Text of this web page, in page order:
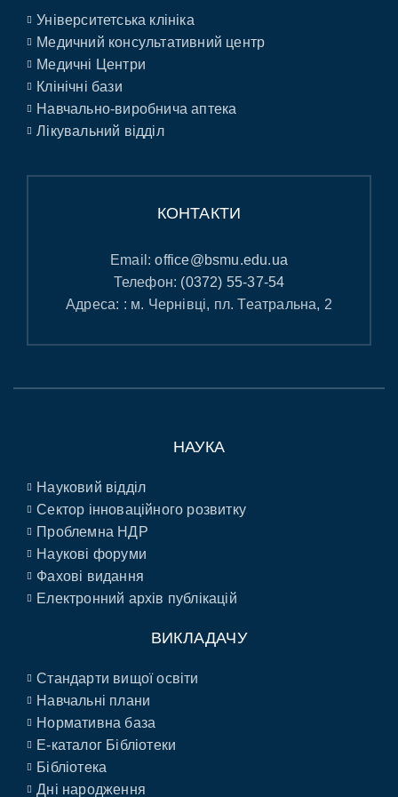
Університетська клініка
Медичний консультативний центр
Медичні Центри
Клінічні бази
Навчально-виробнича аптека
Лікувальний відділ
КОНТАКТИ
Email:office@bsmu.edu.ua
Телефон: (0372) 55-37-54
Адреса: : м. Чернівці, пл. Театральна, 2
НАУКА
Науковий відділ
Сектор інноваційного розвитку
Проблемна НДР
Наукові форуми
Фахові видання
Електронний архів публікацій
ВИКЛАДАЧУ
Стандарти вищої освіти
Навчальні плани
Нормативна база
E-каталог Бібліотеки
Бібліотека
Дні народження